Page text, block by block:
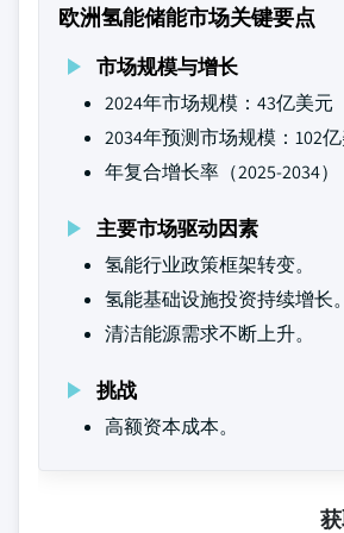
欧洲氢能储能市场关键要点
市场规模与增长
2024年市场规模：43亿美元
2034年预测市场规模：102
年复合增长率（2025-2034）
主要市场驱动因素
氢能行业政策框架转变。
氢能基础设施投资持续增长。
清洁能源需求不断上升。
挑战
高额资本成本。